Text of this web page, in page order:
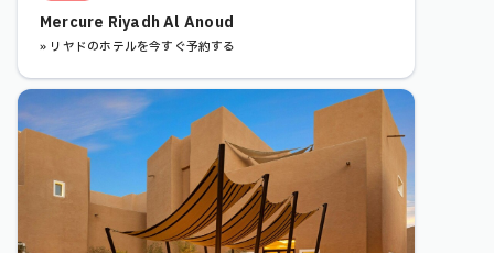
Mercure Riyadh Al Anoud
» リヤドのホテルを今すぐ予約する